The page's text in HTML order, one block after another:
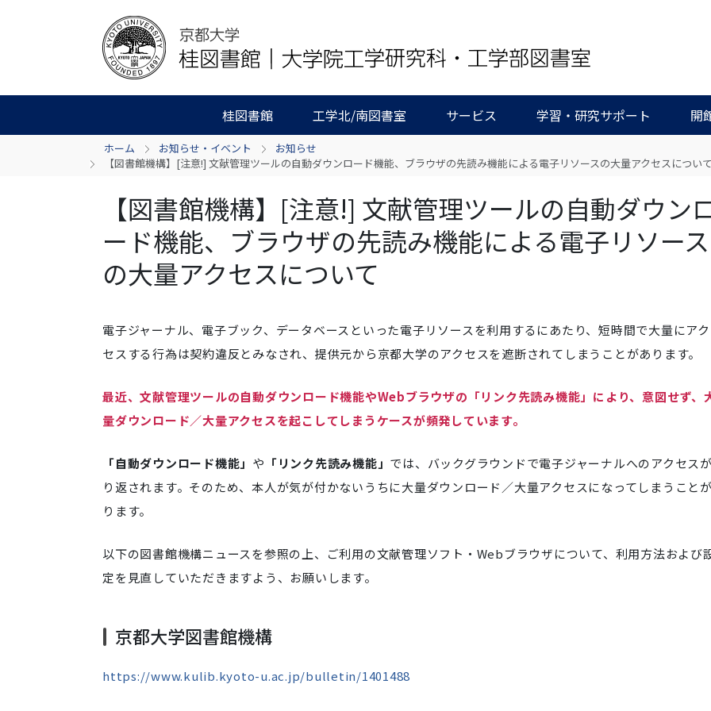
桂図書館 工学北/南図書室 サービス 学習・研究サポート 開
ホーム お知らせ・イベント
お知らせ
【図書館機構】[注意!] 文献管理ツールの自動ダウンロード機能、ブラウザの先読み機能による電子リソースの大量アクセスについて
【図書館機構】[注意!] 文献管理ツールの自動ダウン
ード機能、ブラウザの先読み機能による電子リソース
の大量アクセスについて
電子ジャーナル、電子ブック、データベースといった電子リソースを利用するにあたり、短時間で大量にアク
セスする行為は契約違反とみなされ、提供元から京都大学のアクセスを遮断されてしまうことがあります。
最近、文献管理ツールの自動ダウンロード機能やWebブラウザの「リンク先読み機能」により、意図せず、
量ダウンロード／大量アクセスを起こしてしまうケースが頻発しています。
「自動ダウンロード機能」 や 「リンク先読み機能」 では、バックグラウンドで電子ジャーナルへのアクセス
り返されます。そのため、本人が気が付かないうちに大量ダウンロード／大量アクセスになってしまうこと
ります。
以下の図書館機構ニュースを参照の上、ご利用の文献管理ソフト・Webブラウザについて、利用方法および
定を見直していただきますよう、お願いします。
京都大学図書館機構
https://www.kulib.kyoto-u.ac.jp/bulletin/1401488